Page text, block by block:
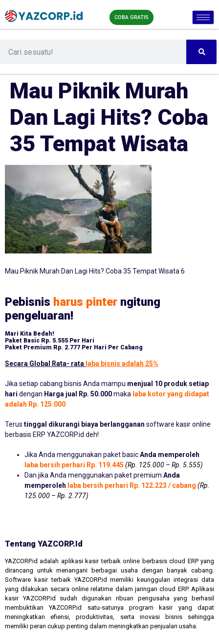
COBA GRATIS
Mau Piknik Murah
Dan Lagi Hits? Coba
35 Tempat Wisata
Mau Piknik Murah Dan Lagi Hits? Coba 35 Tempat Wisata 6
Pebisnis harus pinter ngitung
pengeluaran!
Mari Kita Bedah!
Paket Basic Rp. 5.555 Per Hari
Paket Premium Rp. 2.777 Per Hari Per Cabang
Secara Global Rata- rata laba bisnis adalah 25%
Jika setiap cabang bisnis Anda mampu menjual 10 produk setiap
hari dengan Harga jual Rp. 50.000maka laba kotor yang didapat
adalah Rp. 125.000
Terus tinggal dikurangi biaya berlangganan software kasir online
berbasis ERP YAZCORP.id deh!
Jika Anda menggunakan paket basicAnda memperoleh
laba bersih perhari Rp. 119.445 (Rp. 125.000 – Rp. 5.555)
Dan jika Anda menggunakan paket premium Anda
memperoleh laba bersih perhari Rp. 122.223 / cabang (Rp.
125.000 – Rp. 2.777)
Tentang YAZCORP.id
YAZCORP.id adalah aplikasi kasir terbaik online berbasis cloud ERP yang
dirancang untuk menangani berbagai usaha dengan banyak cabang.
Software kasir terbaik YAZCORP.id memiliki keunggulan integrasi data
yang dilakukan secara online relatime dalam jaringan cloud ERP. Aplikasi
kasir YAZCORP.id sudah digunakan ribuan pengusaha yang berhasil
membuktikan YAZCORP.id satu-satunya program kasir yang dapat
meningkatkan efiensi, produktivitas, serta inovasi bisnis sehingga
memiliki peran cukup penting dalam meningkatkan penjualan usaha.